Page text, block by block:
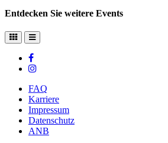
Entdecken Sie weitere Events
FAQ
Karriere
Impressum
Datenschutz
ANB